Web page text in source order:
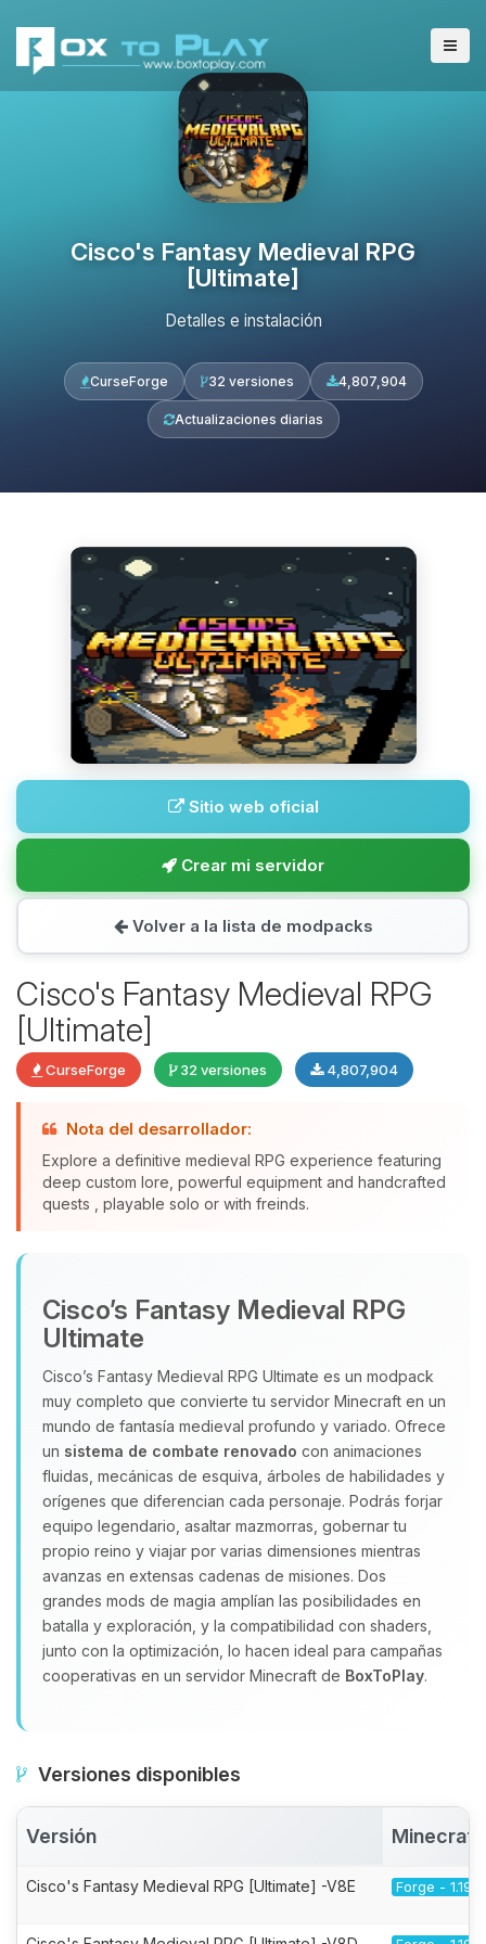
Cisco's Fantasy Medieval RPG
[Ultimate]
Detalles e instalación
CurseForge 32 versiones 4,807,904
Actualizaciones diarias
Sitio web oficial
Crear mi servidor
Volver a la lista de modpacks
Cisco's Fantasy Medieval RPG
[Ultimate]
CurseForge 32 versiones 4,807,904
Nota del desarrollador:
Explore a definitive medieval RPG experience featuring
deep custom lore, powerful equipment and handcrafted
quests , playable solo or with freinds.
Cisco’s Fantasy Medieval RPG
Ultimate
Cisco’s Fantasy Medieval RPG Ultimate es un modpack
muy completo que convierte tu servidor Minecraft en un
mundo de fantasía medieval profundo y variado. Ofrece
un sistema de combate renovado con animaciones
fluidas, mecánicas de esquiva, árboles de habilidades y
orígenes que diferencian cada personaje. Podrás forjar
equipo legendario, asaltar mazmorras, gobernar tu
propio reino y viajar por varias dimensiones mientras
avanzas en extensas cadenas de misiones. Dos
grandes mods de magia amplían las posibilidades en
batalla y exploración, y la compatibilidad con shaders,
junto con la optimización, lo hacen ideal para campañas
cooperativas en un servidor Minecraft de BoxToPlay.
Versiones disponibles
Versión Minecraft
Cisco's Fantasy Medieval RPG [Ultimate] -V8E Forge - 1.19.2
que necesitas y moveré mis
pequenos circuitos para ayudarte.